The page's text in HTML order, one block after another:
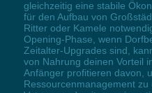
gleichzeitig eine stabile
für den Aufbau von
Ritter oder Kamele
Opening-Phase, wenn
Zeitalter-Upgrades sind,
von Nahrung deinen Vorteil
Anfänger profitieren davon,
Ressourcenmanagement